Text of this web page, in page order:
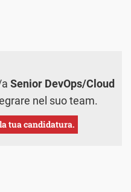
Senior DevOps/Cloud
nel suo team.
tua candidatura.